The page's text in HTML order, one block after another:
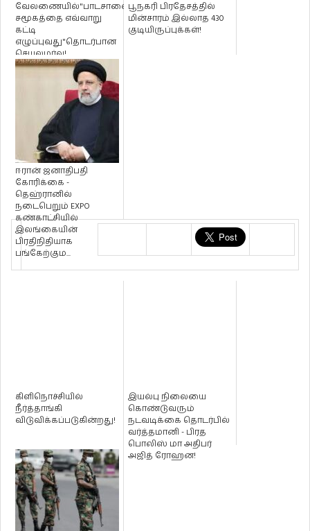
வேலணையில்"பாடசாலை
சமூகத்தை எவ்வாறு
கட்டி
எழுப்புவது"தொடர்பான
செயலமர்வு!
பூநகரி பிரதேசத்தில்
மின்சாரம் இல்லாத 430
குடியிருப்புக்கள்!
ஈரான் ஜனாதிபதி
கோரிக்கை -
தெஹ்ரானில்
நடைபெறும் EXPO
கண்காட்சியில்
இலங்கையின்
பிரதிநிதியாக
பங்கேற்கும...
கிளிநொச்சியில்
நீர்த்தாங்கி
விடுவிக்கப்படுகின்றது!
இயல்பு நிலையை
கொண்டுவரும்
நடவடிக்கை தொடர்பில்
வர்த்தமானி - பிரத
பொலிஸ் மா அதிபர்
அஜித் ரோஹன!